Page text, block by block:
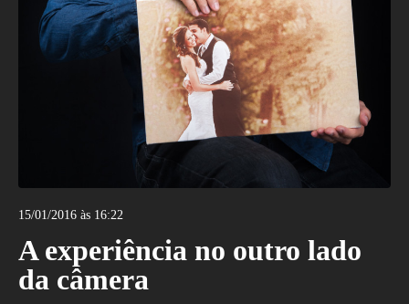
15/01/2016 às 16:22
A experiência no outro lado
da câmera